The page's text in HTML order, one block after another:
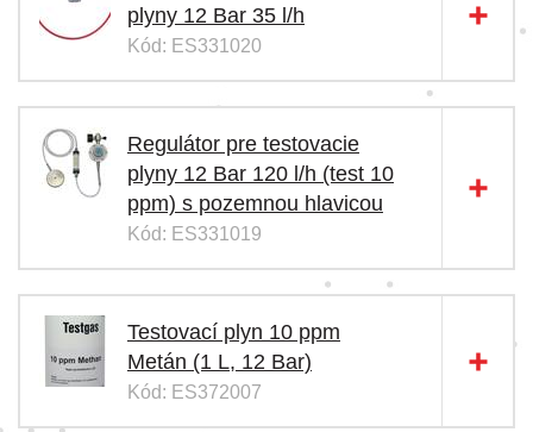
plyny 12 Bar 35 l/h
Kód: ES331020
Regulátor pre testovacie
plyny 12 Bar 120 l/h (test 10
ppm) s pozemnou hlavicou
Kód: ES331019
Testovací plyn 10 ppm
Metán (1 L, 12 Bar)
Kód: ES372007